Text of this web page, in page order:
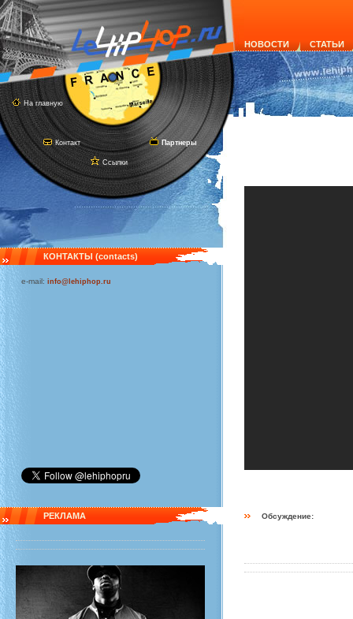
На главную
Контакт
Ссылки
Партнеры
НОВОСТИ СТАТЬИ
КОНТАКТЫ (contacts)
e-mail: info@lehiphop.ru
РЕКЛАМА Обсуждение: